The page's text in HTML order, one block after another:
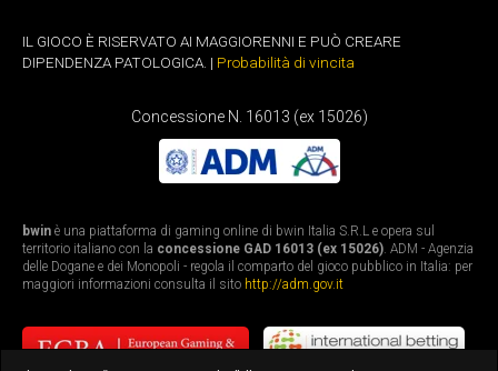
IL GIOCO È RISERVATO AI MAGGIORENNI E PUÒ CREARE
DIPENDENZA PATOLOGICA. | Probabilità di vincita
Concessione N. 16013 (ex 15026)
bwin è una piattaforma di gaming online di bwin Italia S.R.L e opera sul
territorio italiano con la concessione GAD 16013 (ex 15026). ADM - Agenzia
delle Dogane e dei Monopoli - regola il comparto del gioco pubblico in Italia: per
maggiori informazioni consulta il sito http://adm.gov.it